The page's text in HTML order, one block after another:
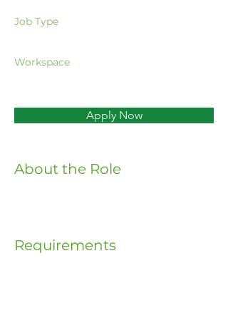
Job Type
Workspace
Apply Now
About the Role
Requirements